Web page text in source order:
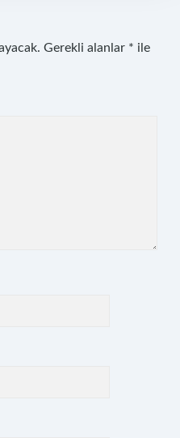
Gerekli alanlar * ile